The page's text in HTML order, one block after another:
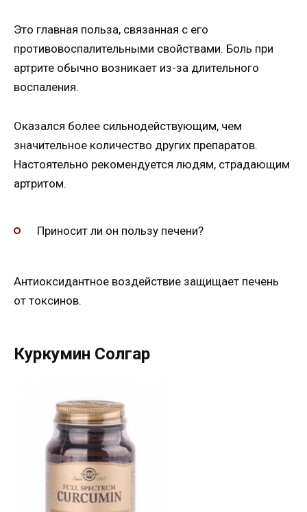
Это главная польза, связанная с его
противовоспалительными свойствами. Боль при
артрите обычно возникает из-за длительного
воспаления.
Оказался более сильнодействующим, чем
значительное количество других препаратов.
Настоятельно рекомендуется людям, страдающим
артритом.
Приносит ли он пользу печени?
Антиоксидантное воздействие защищает печень
от токсинов.
Куркумин Солгар